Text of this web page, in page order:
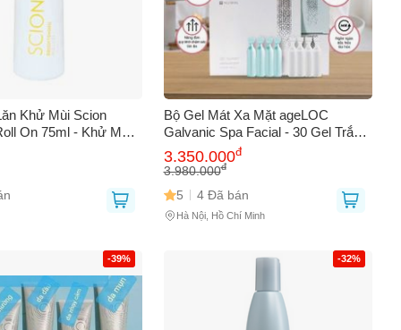
Khử Mùi Scion
On 75ml - Khử Mùi
Da, Tự Tin 24 Giờ,
Hãng, Dành Cho
Bộ Gel Mát Xa Mặt ageLOC
Galvanic Spa Facial - 30 Gel Trắng
& Xanh Nuskin - Chăm Sóc Da
Hiệu Quả, Làm Sạch Sâu, Tái Tạo
3.350.000đ
3.980.000đ
5 4 Đã bán
Hà Nội, Hồ Chí Minh
-39% -32%